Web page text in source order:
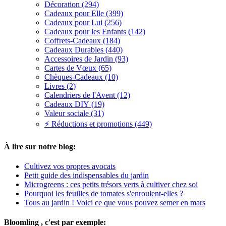
Décoration (294)
Cadeaux pour Elle (399)
Cadeaux pour Lui (256)
Cadeaux pour les Enfants (142)
Coffrets-Cadeaux (184)
Cadeaux Durables (440)
Accessoires de Jardin (93)
Cartes de Vœux (65)
Chèques-Cadeaux (10)
Livres (2)
Calendriers de l'Avent (12)
Cadeaux DIY (19)
Valeur sociale (31)
⚡ Réductions et promotions (449)
À lire sur notre blog:
Cultivez vos propres avocats
Petit guide des indispensables du jardin
Microgreens : ces petits trésors verts à cultiver chez soi
Pourquoi les feuilles de tomates s'enroulent-elles ?
Tous au jardin ! Voici ce que vous pouvez semer en mars
Bloomling , c'est par exemple: